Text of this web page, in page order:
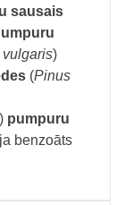
sausais
vulgaris)
(Pinus
) pumpuru
benzoāts